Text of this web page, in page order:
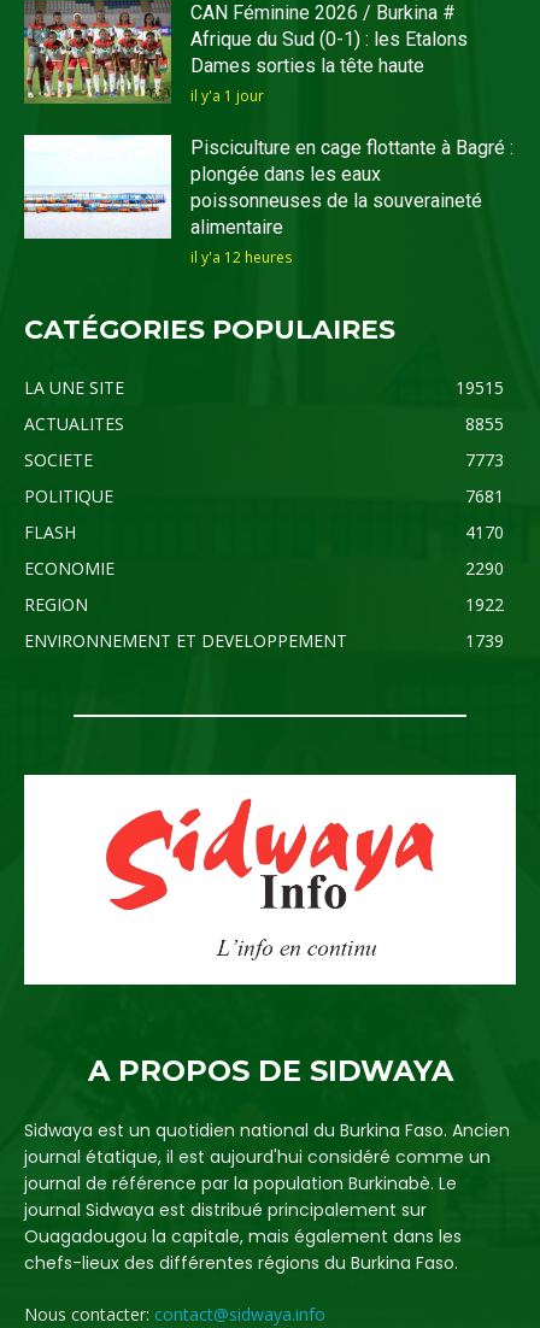
CAN Féminine 2026 / Burkina #
Afrique du Sud (0-1) : les Etalons
Dames sorties la tête haute
il y'a 1 jour
Pisciculture en cage flottante à Bagré :
plongée dans les eaux
poissonneuses de la souveraineté
alimentaire
il y'a 12 heures
CATÉGORIES POPULAIRES
LA UNE SITE
19515
ACTUALITES
8855
SOCIETE
7773
POLITIQUE
7681
FLASH
4170
ECONOMIE
2290
REGION
1922
ENVIRONNEMENT ET DEVELOPPEMENT
1739
A PROPOS DE SIDWAYA
Sidwaya est un quotidien national du Burkina Faso. Ancien
journal étatique, il est aujourd'hui considéré comme un
journal de référence par la population Burkinabè. Le
journal Sidwaya est distribué principalement sur
Ouagadougou la capitale, mais également dans les
chefs-lieux des différentes régions du Burkina Faso.
Nous contacter: contact@sidwaya.info